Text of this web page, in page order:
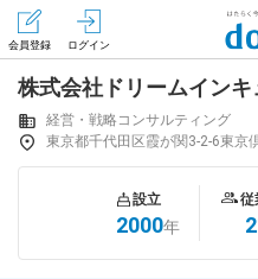
会員登録 ログイン
会員登録（無料）
は
株式会社ドリームインキ
経営・戦略コンサルティング
東京都千代田区霞が関3-2-6東京
設立
2000年
従